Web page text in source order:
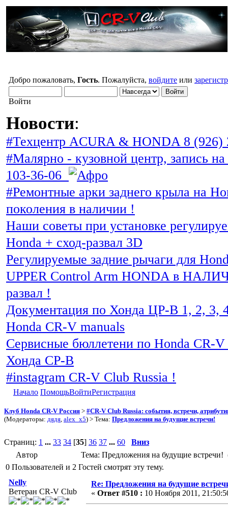
Добро пожаловать, Гость. Пожалуйста, войдите или
Войти
Новости:
#Техцентр ACURA & HONDA 8 (926)
#Малярно - кузовной центр, запись
103-36-06
#Ремонтные арки заднего крыла на
поколения в наличии !
Наши советы при установке
Honda + сход-развал 3D
Регулируемые задние рычаги для
UPPER Control Arm HONDA в
развал !
Документация по Хонда ЦР-В 1, 2, 3,
Honda CR-V manuals
Сервисные бюллетени по Honda CR-
Хонда СР-В
#instagram CR-V Club Russia !
Начало ПомощьВойтиРегистрация
Клуб Honda CR-V Россия > #CR-V Club Russia: события, встречи,
(Модераторы: дядя alex_x5) > Тема: Предложения на будущие встречи!
Страниц: 1 ... 33 34 [35] 36 37 ... 60
Вниз
Автор
Тема: Предложения на будущие встречи!
0 Пользователей и 2 Гостей смотрят эту тему.
Nelly
Ветеран CR-V Club
Re: Предложения на будущие
« Ответ #510 : 10 Ноября 2011,